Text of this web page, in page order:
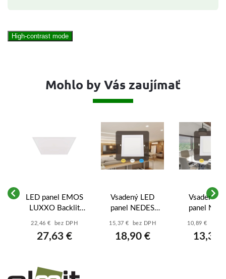
High-contrast mode
Mohlo by Vás zaujímať
LED panel EMOS
LUXXO Backlit
180lm/W,
22,46 € bez DPH
27,63 €
Vsadený LED
panel NEDES
CCT (22,5×22,5
15,37 € bez DPH
18,90 €
Vsadený
panel
CCT (17×17
10,89 € bez
13,39